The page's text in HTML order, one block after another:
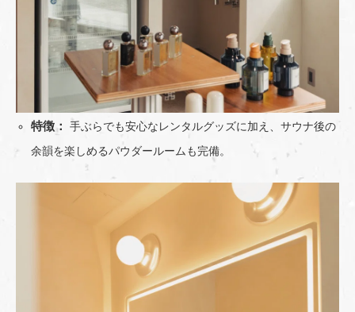
特徴：
手ぶらでも安心なレンタルグッズに加え、サウナ後の
余韻を楽しめるパウダールームも完備。